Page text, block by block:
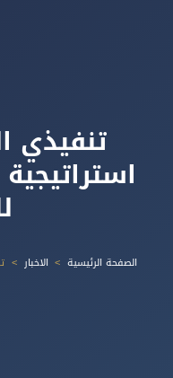
تنفيذي
الصفحة الرئيسية الاخبار